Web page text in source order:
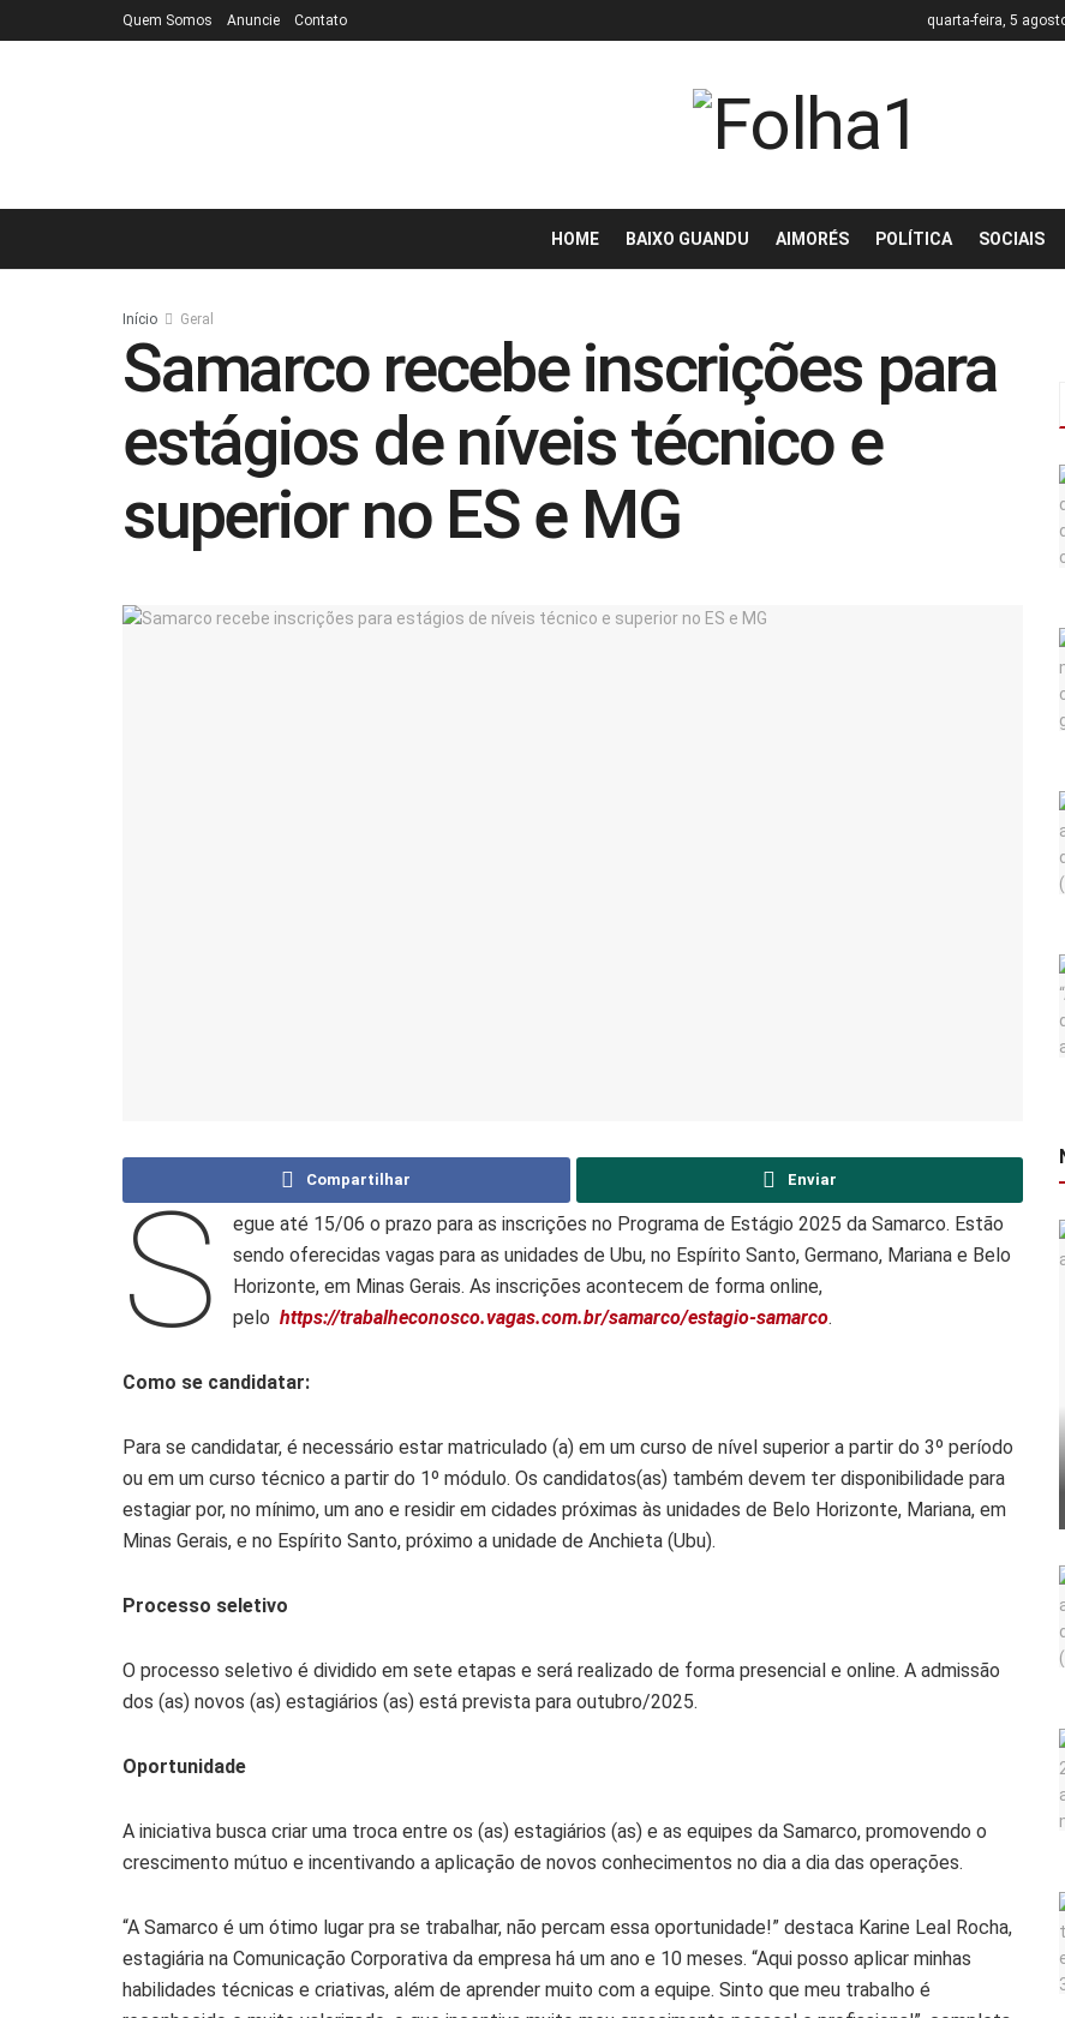
Quem Somos Anuncie Contato quarta-feira, 5
HOME BAIXO GUANDU AIMORÉS POLÍTICA SOCIAIS
Início Geral
Samarco recebe inscrições para
estágios de níveis técnico e
superior no ES e MG
Compartilhar Enviar
S
egue até 15/06 o prazo para as inscrições no Programa de Estágio 2025 da Samarco. Estão
sendo oferecidas vagas para as unidades de Ubu, no Espírito Santo, Germano, Mariana e Belo
Horizonte, em Minas Gerais. As inscrições acontecem de forma online,
pelohttps://trabalheconosco.vagas.com.br/samarco/estagio-samarco.
Como se candidatar:
Para se candidatar, é necessário estar matriculado (a) em um curso de nível superior a partir do 3º período
ou em um curso técnico a partir do 1º módulo. Os candidatos(as) também devem ter disponibilidade para
estagiar por, no mínimo, um ano e residir em cidades próximas às unidades de Belo Horizonte, Mariana, em
Minas Gerais, e no Espírito Santo, próximo a unidade de Anchieta (Ubu).
Processo seletivo
O processo seletivo é dividido em sete etapas e será realizado de forma presencial e online. A admissão
dos (as) novos (as) estagiários (as) está prevista para outubro/2025.
Oportunidade
A iniciativa busca criar uma troca entre os (as) estagiários (as) e as equipes da Samarco, promovendo o
crescimento mútuo e incentivando a aplicação de novos conhecimentos no dia a dia das operações.
“A Samarco é um ótimo lugar pra se trabalhar, não percam essa oportunidade!” destaca Karine Leal Rocha,
estagiária na Comunicação Corporativa da empresa há um ano e 10 meses. “Aqui posso aplicar minhas
habilidades técnicas e criativas, além de aprender muito com a equipe. Sinto que meu trabalho é